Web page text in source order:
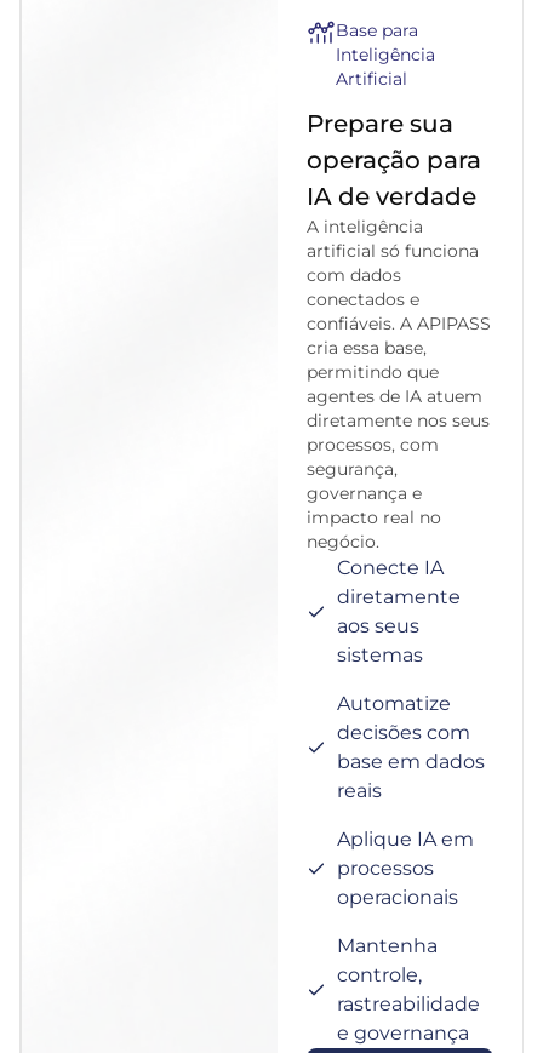
Base para
Inteligência
Artificial
Prepare sua
operação para
IA de verdade
A inteligência
artificial só funciona
com dados
conectados e
confiáveis. A APIPASS
cria essa base,
permitindo que
agentes de IA atuem
diretamente nos seus
processos, com
segurança,
governança e
impacto real no
negócio.
Conecte IA
diretamente
aos seus
sistemas
Automatize
decisões com
base em dados
reais
Aplique IA em
processos
operacionais
Mantenha
controle,
rastreabilidade
e governança